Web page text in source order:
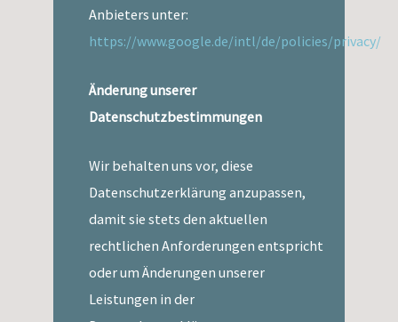
Anbieters unter:
https://www.google.de/intl/de/policies/privacy/
Änderung unserer
Datenschutzbestimmungen
Wir behalten uns vor, diese
Datenschutzerklärung anzupassen,
damit sie stets den aktuellen
rechtlichen Anforderungen entspricht
oder um Änderungen unserer
Leistungen in der